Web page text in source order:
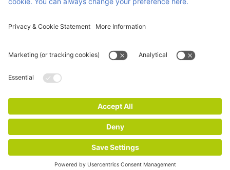
Services
CGV
© 2026 Faber Group
Déclaration sur la protection de la vie privée et
des cookies